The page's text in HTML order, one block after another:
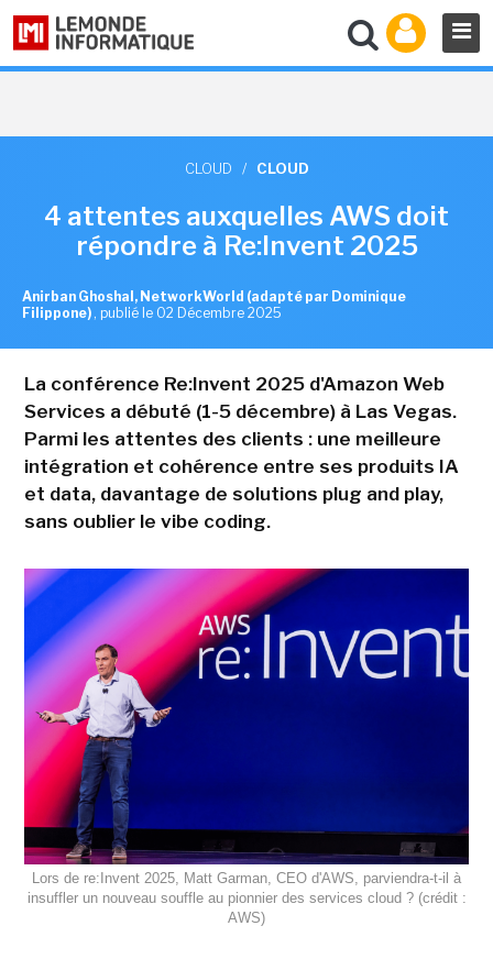
CLOUD / CLOUD
4 attentes auxquelles AWS doit
répondre à Re:Invent 2025
Anirban Ghoshal, NetworkWorld (adapté par Dominique
Filippone) , publié le 02 Décembre 2025
La conférence Re:Invent 2025 d'Amazon Web
Services a débuté (1-5 décembre) à Las Vegas.
Parmi les attentes des clients : une meilleure
intégration et cohérence entre ses produits IA
et data, davantage de solutions plug and play,
sans oublier le vibe coding.
Lors de re:Invent 2025, Matt Garman, CEO d'AWS, parviendra-t-il à
insuffler un nouveau souffle au pionnier des services cloud ? (crédit :
AWS)